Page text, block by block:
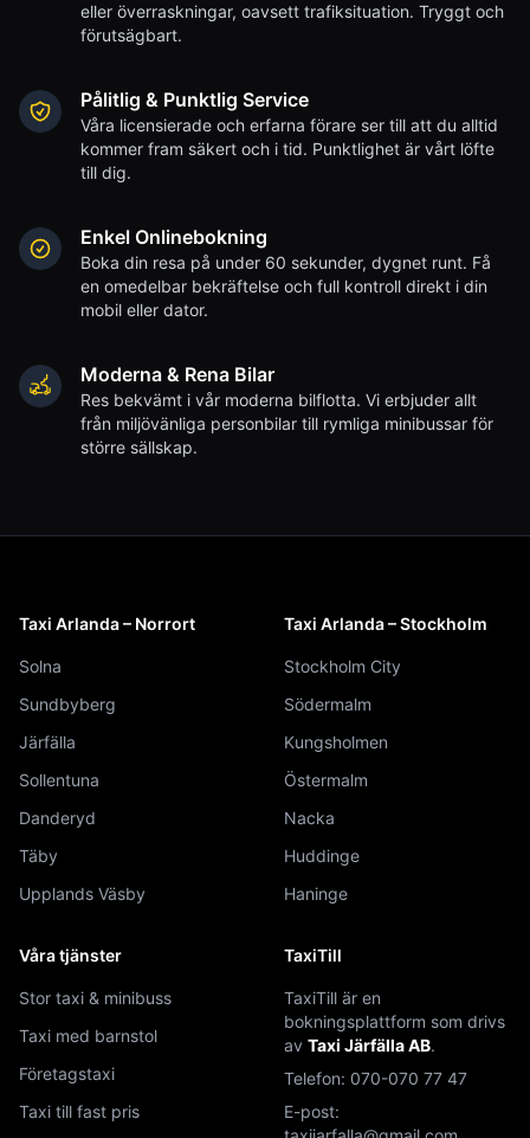
eller överraskningar, oavsett trafiksituation. Tryggt och
förutsägbart.
Pålitlig & Punktlig Service
Våra licensierade och erfarna förare ser till att du alltid
kommer fram säkert och i tid. Punktlighet är vårt löfte
till dig.
Enkel Onlinebokning
Boka din resa på under 60 sekunder, dygnet runt. Få
en omedelbar bekräftelse och full kontroll direkt i din
mobil eller dator.
Moderna & Rena Bilar
Res bekvämt i vår moderna bilflotta. Vi erbjuder allt
från miljövänliga personbilar till rymliga minibussar för
större sällskap.
Taxi Arlanda – Norrort
Solna
Sundbyberg
Järfälla
Sollentuna
Danderyd
Täby
Upplands Väsby
Taxi Arlanda – Stockholm
Stockholm City
Södermalm
Kungsholmen
Östermalm
Nacka
Huddinge
Haninge
Våra tjänster
Stor taxi & minibuss
Taxi med barnstol
Företagstaxi
Taxi till fast pris
TaxiTill
TaxiTill är en
bokningsplattform som drivs
av Taxi Järfälla AB.
Telefon: 070-070 77 47
E-post: